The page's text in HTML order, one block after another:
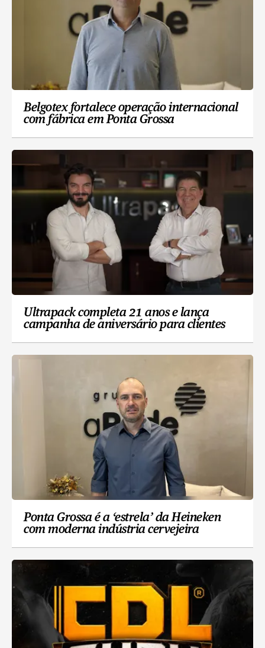
Belgotex fortalece operação internacional
com fábrica em Ponta Grossa
Ultrapack completa 21 anos e lança
campanha de aniversário para clientes
Ponta Grossa é a ‘estrela’ da Heineken
com moderna indústria cervejeira